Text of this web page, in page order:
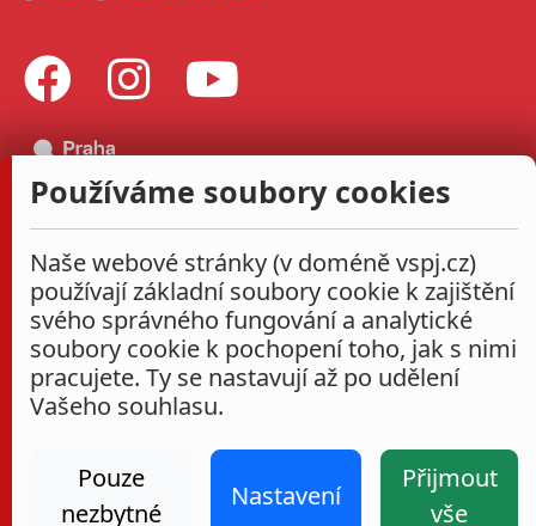
Používáme soubory cookies
Naše webové stránky (v doméně vspj.cz)
používají základní soubory cookie k zajištění
svého správného fungování a analytické
soubory cookie k pochopení toho, jak s nimi
pracujete. Ty se nastavují až po udělení
Vašeho souhlasu.
Pouze
nezbytné
Nastavení
Přijmout
vše